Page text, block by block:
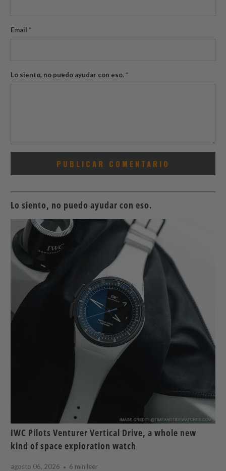
Email *
Lo siento, no puedo ayudar con eso. *
Lo siento, no puedo ayudar con eso.
IWC Pilots Venturer Vertical Drive, a whole new
kind of space exploration watch
agosto 06, 2026 6 min leer